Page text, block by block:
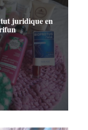
juridique en